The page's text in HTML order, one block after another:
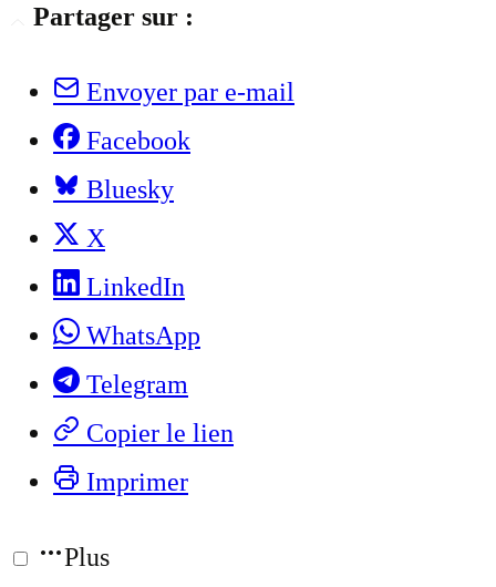
Partager sur :
Envoyer par e-mail
Facebook
Bluesky
X
LinkedIn
WhatsApp
Telegram
Copier le lien
Imprimer
Plus